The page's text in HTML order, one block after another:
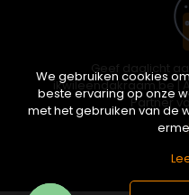
Geef daglicht
ikwileendakraam.be |
Partner
We gebruiken cookies
beste ervaring op onze
met het gebruiken van de